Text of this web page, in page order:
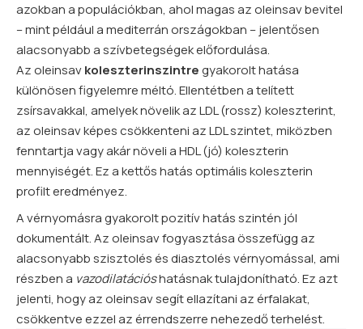
azokban a populációkban, ahol magas az oleinsav bevitel
– mint például a mediterrán országokban – jelentősen
alacsonyabb a szívbetegségek előfordulása.
Az oleinsavkoleszterinszintregyakorolt hatása
különösen figyelemre méltó. Ellentétben a telített
zsírsavakkal, amelyek növelik az LDL (rossz) koleszterint,
az oleinsav képes csökkenteni az LDL szintet, miközben
fenntartja vagy akár növeli a HDL (jó) koleszterin
mennyiségét. Ez a kettős hatás optimális koleszterin
profilt eredményez.
A vérnyomásra gyakorolt pozitív hatás szintén jól
dokumentált. Az oleinsav fogyasztása összefügg az
alacsonyabb szisztolés és diasztolés vérnyomással, ami
részben a vazodilatációshatásnak tulajdonítható. Ez azt
jelenti, hogy az oleinsav segít ellazítani az érfalakat,
csökkentve ezzel az érrendszerre nehezedő terhelést.